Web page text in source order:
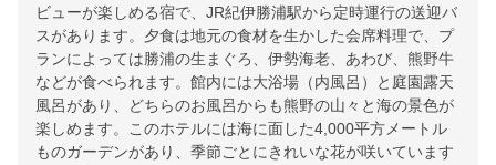
ビューが楽しめる宿で、JR紀伊勝浦駅から定時運行の送迎バ
スがあります。夕食は地元の食材を生かした会席料理で、プ
ランによっては勝浦の生まぐろ、伊勢海老、あわび、熊野牛
などが食べられます。館内には大浴場（内風呂）と庭園露天
風呂があり、どちらのお風呂からも熊野の山々と海の景色が
楽しめます。このホテルには海に面した4,000平方メートル
ものガーデンがあり、季節ごとにきれいな花が咲いています